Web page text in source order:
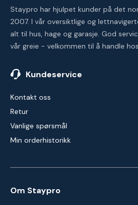
Staypro har hjulpet kunder på det
2007. I vår oversiktlige og
alt til hus, hage og garasje. God
vår greie - velkommen til å handle
Kundeservice
Kontakt oss
Retur
Vanlige spørsmål
Min orderhistorikk
Om Staypro